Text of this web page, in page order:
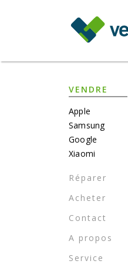
VENDRE
Apple
Samsung
Google
Xiaomi
Réparer
Acheter
Contact
A propos
Service